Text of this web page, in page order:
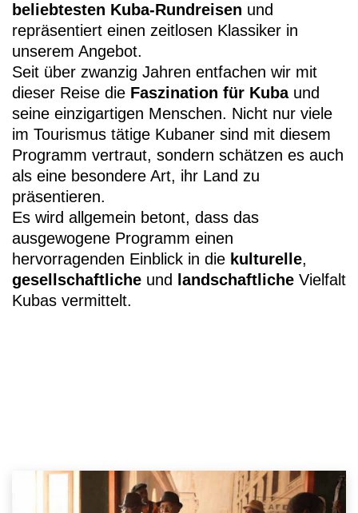
beliebtesten Kuba-Rundreisen und
repräsentiert einen zeitlosen Klassiker in
unserem Angebot.
Seit über zwanzig Jahren entfachen wir mit
dieser Reise die Faszination für Kuba und
seine einzigartigen Menschen. Nicht nur viele
im Tourismus tätige Kubaner sind mit diesem
Programm vertraut, sondern schätzen es auch
als eine besondere Art, ihr Land zu
präsentieren.
Es wird allgemein betont, dass das
ausgewogene Programm einen
hervorragenden Einblick in die kulturelle,
gesellschaftliche und landschaftliche Vielfalt
Kubas vermittelt.